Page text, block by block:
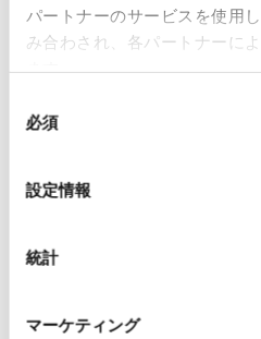
パートナーのサービスを使用
み合わされ、各パートナーに
必須
設定情報
統計
マーケティング
技術開発への取り組み
造業をはじめとした各業界の課
を実現し、新たな事業機会の創